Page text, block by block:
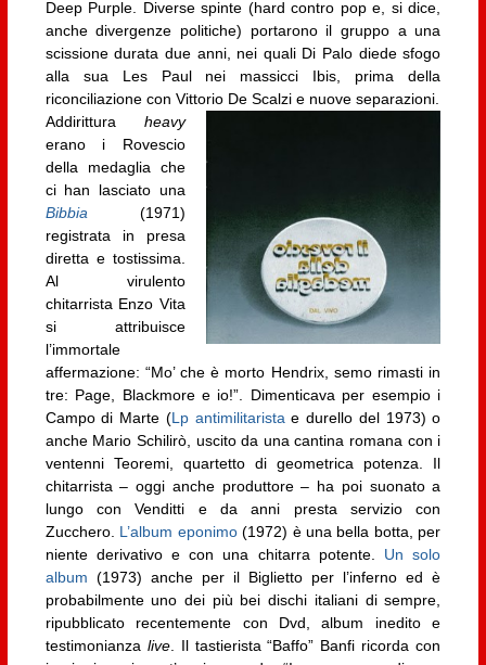
Deep Purple. Diverse spinte (hard contro pop e, si dice,
anche divergenze politiche) portarono il gruppo a una
scissione durata due anni, nei quali Di Palo diede sfogo
alla sua Les Paul nei massicci Ibis, prima della
riconciliazione con Vittorio De Scalzi e nuove separazioni.
Addirittura heavy
erano i Rovescio
della medaglia che
ci han lasciato una
Bibbia(1971)
registrata in presa
diretta e tostissima.
Al virulento
chitarrista Enzo Vita
si attribuisce
l’immortale
affermazione: “Mo’ che è morto Hendrix, semo rimasti in
tre: Page, Blackmore e io!”. Dimenticava per esempio i
Campo di Marte (Lp antimilitaristae durello del 1973) o
anche Mario Schilirò, uscito da una cantina romana con i
ventenni Teoremi, quartetto di geometrica potenza. Il
chitarrista – oggi anche produttore – ha poi suonato a
lungo con Venditti e da anni presta servizio con
Zucchero. L’album eponimo(1972) è una bella botta, per
niente derivativo e con una chitarra potente. Un solo
album (1973) anche per il Biglietto per l’inferno ed è
probabilmente uno dei più bei dischi italiani di sempre,
ripubblicato recentemente con Dvd, album inedito e
testimonianza live. Il tastierista “Baffo” Banfi ricorda con